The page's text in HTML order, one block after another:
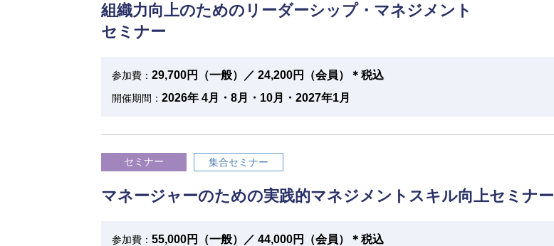
組織力向上のためのリーダーシップ・マネジメント
セミナー
参加費： 29,700円（一般）／ 24,200円（会員）＊税込
開催期間： 2026年 4月・8月・10月・2027年1月
セミナー 集合セミナー
マネージャーのための実践的マネジメントスキル向上セミナー
参加費： 55,000円（一般）／ 44,000円（会員）＊税込